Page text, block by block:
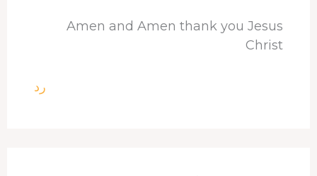
Amen and Amen thank you Jesus
Christ
رد